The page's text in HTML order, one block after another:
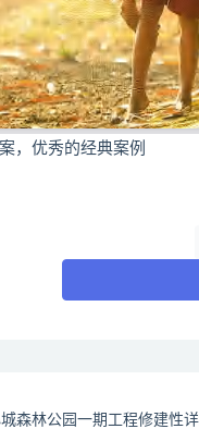
，优秀的经典案例
森林公园一期工程修建性